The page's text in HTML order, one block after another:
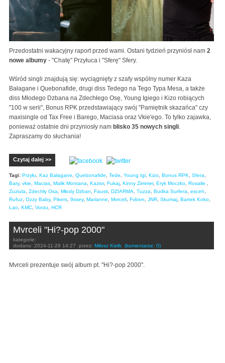
Przedostatni wakacyjny raport przed wami. Ostani tydzień przyniósł nam 2
nowe albumy - "Chatę" Przyłuca i "Sferę" Sfery.
Wśród singli znajdują się: wyciągnięty z szafy wspólny numer Kaza
Bałagane i Quebonafide, drugi diss Tedego na Tego Typa Mesa, a także
diss Młodego Dzbana na Zdechłego Osę, Young Igiego i Kizo robiących
"100 w serii", Bonus RPK przedstawiający swój "Pamiętnik skazańca" czy
maxisingle od Tax Free i Barego, Maciasa oraz Vkie'ego. To tylko zajawka,
ponieważ ostatnie dni przyniosły nam blisko 35 nowych singli.
Zapraszamy do słuchania!
Czytaj dalej >>
Tagi: Przyłu, Kaz Bałagane, Quebonafide, Tede, Young Igi, Kizo, Bonus RPK, Sfera,
Bary, vkie, Macias, Malik Montana, Kazior, Fukaj, Kinny Zimmer, Eryk Moczko, Rosalie.,
Zuziula, Zdechły Osa, Młody Dzban, Fausti, DZIARMA, Tuzza, Budka Surfera, esceh,
Rufuz, Ozzy Baby, Pikers, 9ssey, Marianne, Mvrceli, Fvbivn, JNR, Skumaj, Bartek Koko,
Lao, KMC, Vorzu, HCR
Mvrceli "Hi?-pop 2000"
kategorie:
dodano: 2024-11-29 14:27 przez: Miłosz Kiełb (komentarze: 0)
Mvrceli prezentuje swój album pt. "Hi?-pop 2000".